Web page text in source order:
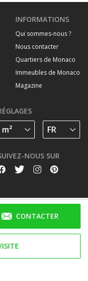
CONTACTER
INFORMATIONS
Qui sommes-nous ?
Nous contacter
Quartiers de Monaco
Immeubles de Monaco
Magazine
NOUS SUR